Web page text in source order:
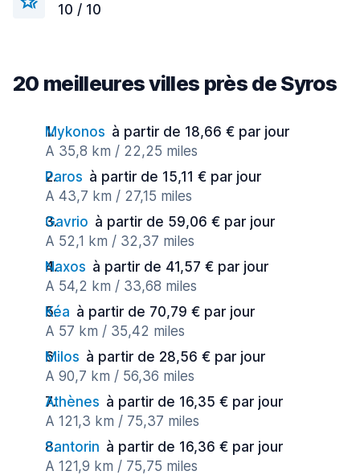
10 / 10
20 meilleures villes près de Syros
Mykonos à partir de 18,66 € par jour
A 35,8 km / 22,25 miles
Paros à partir de 15,11 € par jour
A 43,7 km / 27,15 miles
Gavrio à partir de 59,06 € par jour
A 52,1 km / 32,37 miles
Naxos à partir de 41,57 € par jour
A 54,2 km / 33,68 miles
Kéa à partir de 70,79 € par jour
A 57 km / 35,42 miles
Milos à partir de 28,56 € par jour
A 90,7 km / 56,36 miles
Athènes à partir de 16,35 € par jour
A 121,3 km / 75,37 miles
Santorin à partir de 16,36 € par jour
A 121,9 km / 75,75 miles